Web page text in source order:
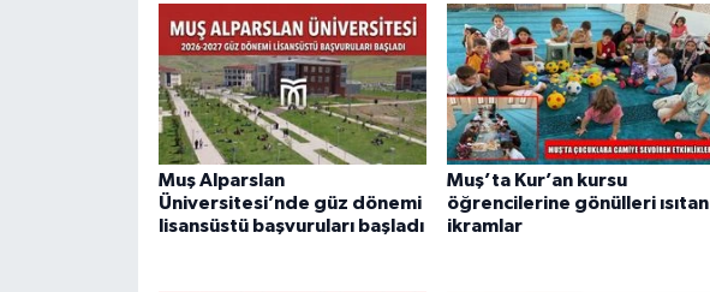
Muş Alparslan
Üniversitesi’nde güz dönemi
lisansüstü başvuruları başladı
Muş’ta Kur’an kursu
öğrencilerine gönülleri ısıtan
ikramlar